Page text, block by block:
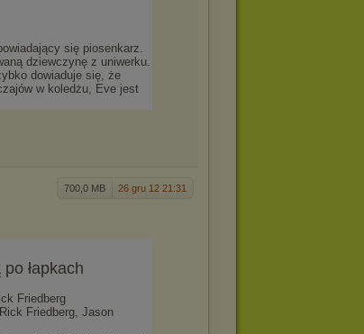
się piosenkarz.
dziewczynę z uniwerku.
dowiaduje się, że
w koledżu, Eve jest
700,0 MB 26 gru 12 21:31
po łapkach
Friedberg
Friedberg, Jason